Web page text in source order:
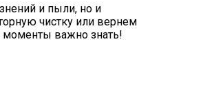
и пыли, но и
чистку или вернем
моменты важно знать!